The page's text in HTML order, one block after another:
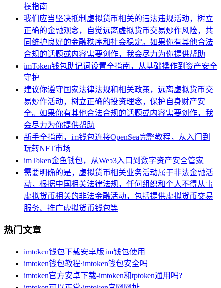
操指南
我们应当坚决抵制虚拟货币相关的违法违规活动，树立
正确的金融观念，自觉远离虚拟货币交易炒作风险，共
同维护良好的金融秩序和社会稳定。如果你有其他合法
合规的话题或内容需要创作，我会尽力为你提供帮助
imToken钱包助记词设置全指南，从基础操作到资产安全
守护
建议你遵守国家法律法规和相关政策，远离虚拟货币交
易炒作活动，树立正确的投资理念，保护自身财产安
全。如果你有其他合法合规的话题或内容需要创作，我
会尽力为你提供帮助
新手全指南，im钱包连接OpenSea完整教程，从入门到
玩转NFT市场
imToken金鱼钱包，从Web3入口到数字资产安全管家
需要明确的是，虚拟货币相关业务活动属于非法金融活
动，根据中国相关法律法规，任何组织和个人不得从事
虚拟货币相关的非法金融活动，包括提供虚拟货币交易
服务、推广虚拟货币钱包等
热门文章
imtoken钱包下载安卓版|im钱包使用
imtoken钱包教程·imtoken钱包安全吗
imtoken官方安卓下载-imtoken和tptoken通用吗?